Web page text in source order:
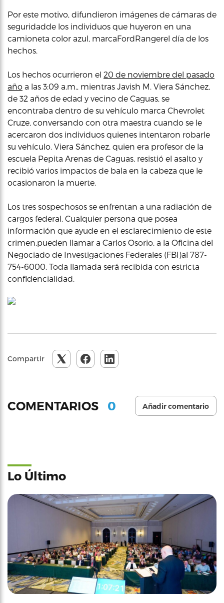
Por este motivo, difundieron imágenes de cámaras de
seguridadde los individuos que huyeron en una
camioneta color azul, marcaFordRangerel día de los
hechos.
Los hechos ocurrieron el 20 de noviembre del pasado
año a las 3:09 a.m., mientras Javish M. Viera Sánchez,
de 32 años de edad y vecino de Caguas, se
encontraba dentro de su vehículo marca Chevrolet
Cruze, conversando con otra maestra cuando se le
acercaron dos individuos quienes intentaron robarle
su vehículo. Viera Sánchez, quien era profesor de la
escuela Pepita Arenas de Caguas, resistió el asalto y
recibió varios impactos de bala en la cabeza que le
ocasionaron la muerte.
Los tres sospechosos se enfrentan a una radiación de
cargos federal. Cualquier persona que posea
información que ayude en el esclarecimiento de este
crimen,pueden llamar a Carlos Osorio, a la Oficina del
Negociado de Investigaciones Federales (FBI)al 787-
754-6000. Toda llamada será recibida con estricta
confidencialidad.
Compartir
COMENTARIOS 0 Añadir comentario
Lo Último